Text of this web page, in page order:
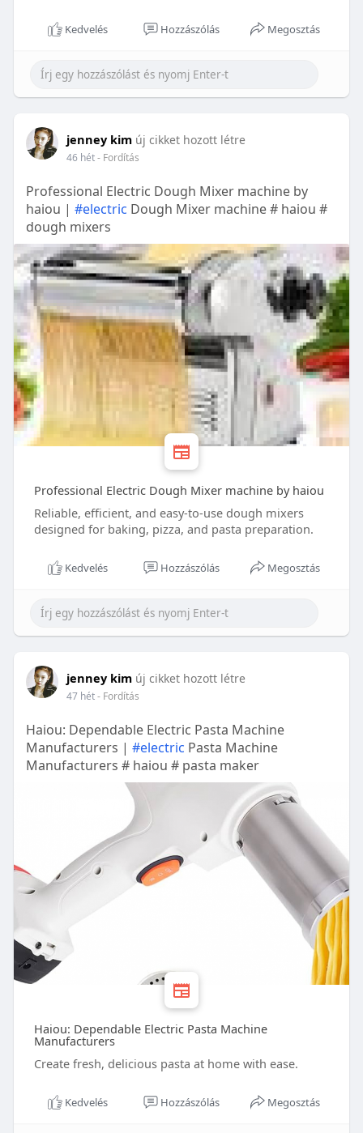
Kedvelés Hozzászólás Megosztás
jenney kim új cikket hozott létre
46 hét- Fordítás
Professional Electric Dough Mixer machine by
haiou | #electric Dough Mixer machine # haiou #
dough mixers
Professional Electric Dough Mixer machine by haiou
Reliable, efficient, and easy-to-use dough mixers
designed for baking, pizza, and pasta preparation.
Kedvelés Hozzászólás Megosztás
jenney kim új cikket hozott létre
47 hét- Fordítás
Haiou: Dependable Electric Pasta Machine
Manufacturers | #electric Pasta Machine
Manufacturers # haiou # pasta maker
Haiou: Dependable Electric Pasta Machine
Manufacturers
Create fresh, delicious pasta at home with ease.
Kedvelés Hozzászólás Megosztás